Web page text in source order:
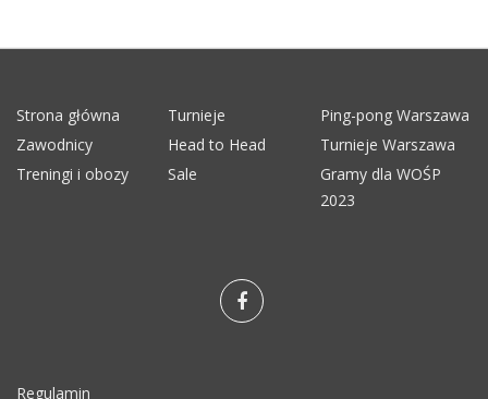
Strona główna Turnieje
Ping-pong Warszawa
Zawodnicy
Head to Head
Turnieje Warszawa
Treningi i obozy
Sale
Gramy dla WOŚP
2023
Regulamin